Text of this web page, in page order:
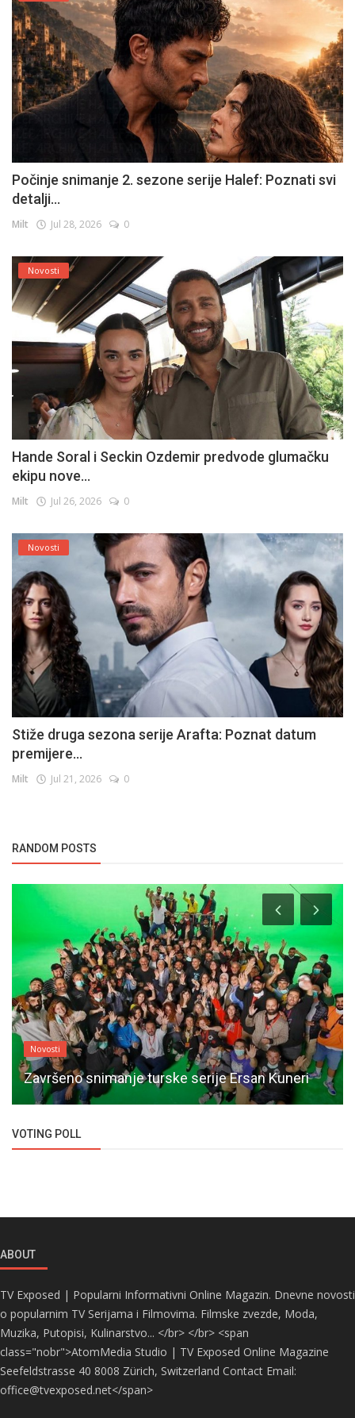
Počinje snimanje 2. sezone serije Halef: Poznati svi
detalji...
Milt Jul 28, 2026 0
Novosti
Hande Soral i Seckin Ozdemir predvode glumačku
ekipu nove...
Milt Jul 26, 2026 0
Novosti
Stiže druga sezona serije Arafta: Poznat datum
premijere...
Milt Jul 21, 2026 0
RANDOM POSTS
Novosti
Završeno snimanje turske serije Ersan Kuneri
VOTING POLL
ABOUT
TV Exposed | Popularni Informativni Online Magazin. Dnevne novosti
o popularnim TV Serijama i Filmovima. Filmske zvezde, Moda,
Muzika, Putopisi, Kulinarstvo... </br> </br> <span
class="nobr">AtomMedia Studio | TV Exposed Online Magazine
Seefeldstrasse 40 8008 Zürich, Switzerland Contact Email:
office@tvexposed.net</span>